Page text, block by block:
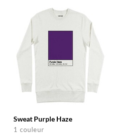
Sweat Purple Haze
1 couleur